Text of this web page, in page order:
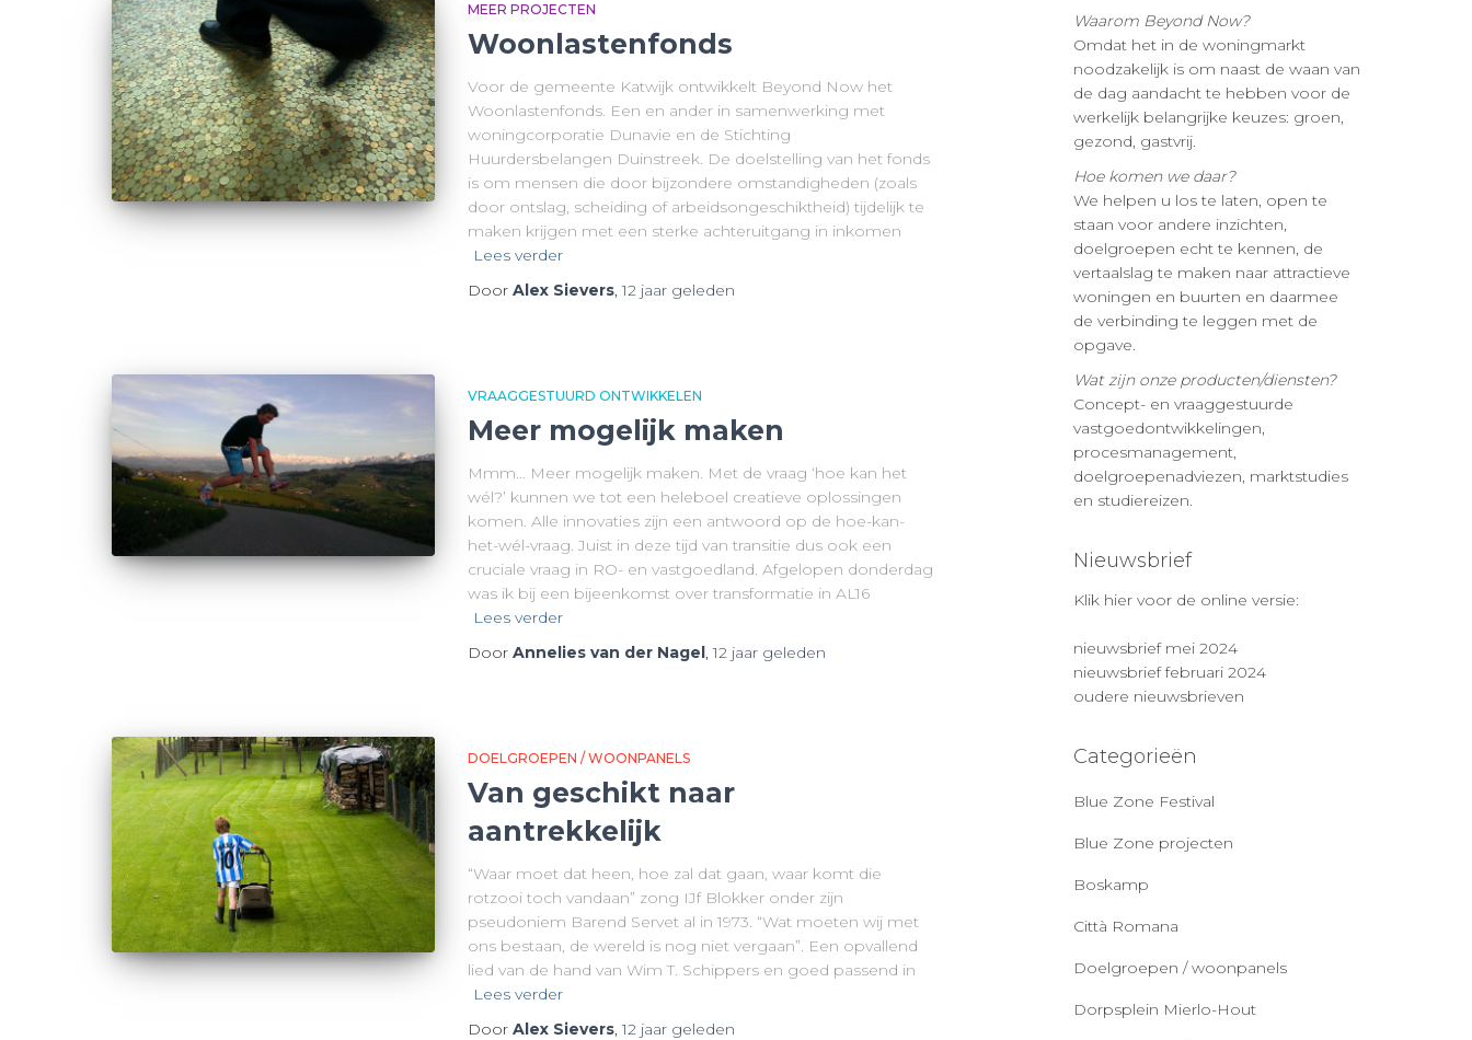
MEER PROJECTEN
Woonlastenfonds
Voor de gemeente Katwijk ontwikkelt Beyond Now het
Woonlastenfonds. Een en ander in samenwerking met
woningcorporatie Dunavie en de Stichting
Huurdersbelangen Duinstreek. De doelstelling van het fonds
is om mensen die door bijzondere omstandigheden (zoals
door ontslag, scheiding of arbeidsongeschiktheid) tijdelijk te
maken krijgen met een sterke achteruitgang in inkomen
Lees verder
Door Alex Sievers,12 jaar geleden
VRAAGGESTUURD ONTWIKKELEN
Meer mogelijk maken
Mmm… Meer mogelijk maken. Met de vraag ‘hoe kan het
wél?’ kunnen we tot een heleboel creatieve oplossingen
komen. Alle innovaties zijn een antwoord op de hoe-kan-
het-wél-vraag. Juist in deze tijd van transitie dus ook een
cruciale vraag in RO- en vastgoedland. Afgelopen donderdag
was ik bij een bijeenkomst over transformatie in AL16
Lees verder
Door Annelies van der Nagel,12 jaar geleden
DOELGROEPEN / WOONPANELS
Van geschikt naar
aantrekkelijk
“Waar moet dat heen, hoe zal dat gaan, waar komt die
rotzooi toch vandaan” zong IJf Blokker onder zijn
pseudoniem Barend Servet al in 1973. “Wat moeten wij met
ons bestaan, de wereld is nog niet vergaan”. Een opvallend
lied van de hand van Wim T. Schippers en goed passend in
Lees verder
Door Alex Sievers,12 jaar geleden
Waarom Beyond Now?
Omdat het in de woningmarkt
noodzakelijk is om naast de waan van
de dag aandacht te hebben voor de
werkelijk belangrijke keuzes: groen,
gezond, gastvrij.
Hoe komen we daar?
We helpen u los te laten, open te
staan voor andere inzichten,
doelgroepen echt te kennen, de
vertaalslag te maken naar attractieve
woningen en buurten en daarmee
de verbinding te leggen met de
opgave.
Wat zijn onze producten/diensten?
Concept- en vraaggestuurde
vastgoedontwikkelingen,
procesmanagement,
doelgroepenadviezen, marktstudies
en studiereizen.
Nieuwsbrief
Klik hier voor de online versie:
nieuwsbrief mei 2024
nieuwsbrief februari 2024
oudere nieuwsbrieven
Categorieën
Blue Zone Festival
Blue Zone projecten
Boskamp
Città Romana
Doelgroepen / woonpanels
Dorpsplein Mierlo-Hout